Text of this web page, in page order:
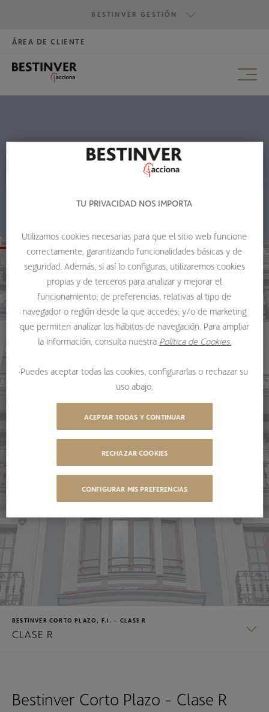
BESTINVER GESTIÓN
ÁREA DE CLIENTE
BESTINVER CORTO PLAZO, F.I. – CLASE R
CLASE R
CLASE R
Bestinver Corto Plazo - Clase R
TU PRIVACIDAD NOS IMPORTA
Utilizamos cookies necesarias para que el sitio web funcione
correctamente, garantizando funcionalidades básicas y de
seguridad. Además, si así lo configuras, utilizaremos cookies
propias y de terceros para analizar y mejorar el
funcionamiento; de preferencias, relativas al tipo de
navegador o región desde la que accedes; y/o de marketing
que permiten analizar los hábitos de navegación. Para ampliar
la información, consulta nuestra Política de Cookies.
Puedes aceptar todas las cookies, configurarlas o rechazar su
uso abajo.
CONFIGURAR MIS PREFERENCIAS
RECHAZAR COOKIES
ACEPTAR TODAS Y CONTINUAR